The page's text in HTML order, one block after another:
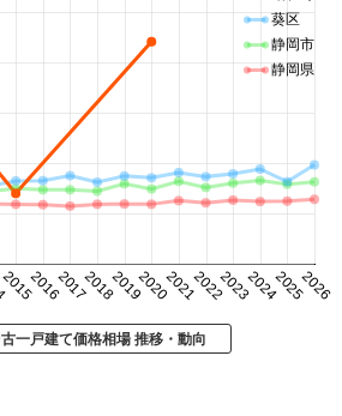
201520162017201820192020202120222023202420252026
葵区
静岡市
静岡県
一戸建て価格相場 推移・動向